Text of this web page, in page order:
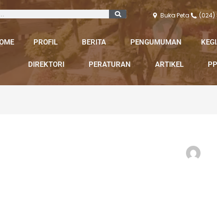
Buka Peta (024)
PROFIL BERITA PENGUMUMAN
DIREKTORI PERATURAN ARTIKEL